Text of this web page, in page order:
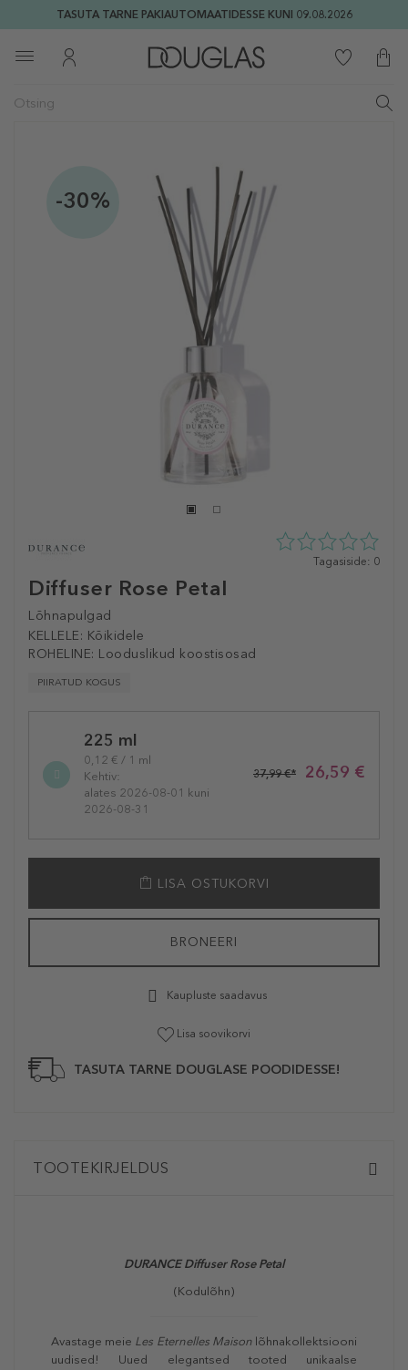
TASUTA TARNE PAKIAUTOMAATIDESSE KUNI 09.08.2026
-30%
Diffuser Rose Petal
Lõhnapulgad
KELLELE: Kõikidele
ROHELINE: Looduslikud koostisosad
PIIRATUD KOGUS
0
Tagasiside: 0
variation225 ml
0,12 € / 1 ml
Kehtiv:
alates 2026-08-01 kuni
2026-08-31
26,59 €
37,99 €*
LISA OSTUKORVI
BRONEERI
Kaupluste saadavus
Lisa soovikorvi
TASUTA TARNE DOUGLASE POODIDESSE!
TOOTEKIRJELDUS
DURANCE Diffuser Rose Petal
(Kodulõhn)
Avastage meie Les Eternelles Maisonlõhnakollektsiooni
uudised! Uued elegantsed tooted unikaalse